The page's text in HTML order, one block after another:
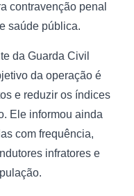
contravenção penal
saúde pública.
da Guarda Civil
da operação é
e reduzir os índices
Ele informou ainda
com frequência,
infratores e